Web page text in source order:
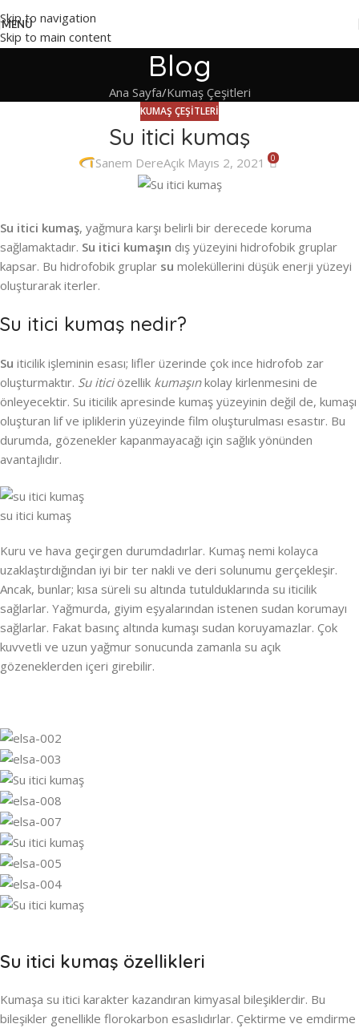
Skip to navigation
Skip to main content
MENÜ
Blog
Ana Sayfa Kumaş Çeşitleri
KUMAŞ ÇEŞITLERI
Su itici kumaş
Sanem DereAçık Mayıs 2, 2021 0
Su itici kumaş, yağmura karşı belirli bir derecede koruma
sağlamaktadır. Su itici kumaşın dış yüzeyini hidrofobik gruplar
kapsar. Bu hidrofobik gruplar su moleküllerini düşük enerji yüzeyi
oluşturarak iterler.
Su itici kumaş nedir?
Su iticilik işleminin esası; lifler üzerinde çok ince hidrofob zar
oluşturmaktır. Su iticiözellik kumaşınkolay kirlenmesini de
önleyecektir. Su iticilik apresinde kumaş yüzeyinin değil de, kumaşı
oluşturan lif ve ipliklerin yüzeyinde film oluşturulması esastır. Bu
durumda, gözenekler kapanmayacağı için sağlık yönünden
avantajlıdır.
su itici kumaş
Kuru ve hava geçirgen durumdadırlar. Kumaş nemi kolayca
uzaklaştırdığından iyi bir ter nakli ve deri solunumu gerçekleşir.
Ancak, bunlar; kısa süreli su altında tutulduklarında su iticilik
sağlarlar. Yağmurda, giyim eşyalarından istenen sudan korumayı
sağlarlar. Fakat basınç altında kumaşı sudan koruyamazlar. Çok
kuvvetli ve uzun yağmur sonucunda zamanla su açık
gözeneklerden içeri girebilir.
Su itici kumaş özellikleri
Kumaşa su itici karakter kazandıran kimyasal bileşiklerdir. Bu
bileşikler genellikle florokarbon esaslıdırlar. Çektirme ve emdirme